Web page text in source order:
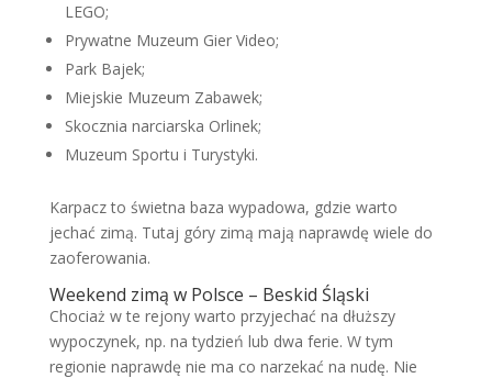
LEGO;
Prywatne Muzeum Gier Video;
Park Bajek;
Miejskie Muzeum Zabawek;
Skocznia narciarska Orlinek;
Muzeum Sportu i Turystyki.
Karpacz to świetna baza wypadowa, gdzie warto
jechać zimą. Tutaj góry zimą mają naprawdę wiele do
zaoferowania.
Weekend zimą w Polsce – Beskid Śląski
Chociaż w te rejony warto przyjechać na dłuższy
wypoczynek, np. na tydzień lub dwa ferie. W tym
regionie naprawdę nie ma co narzekać na nudę. Nie